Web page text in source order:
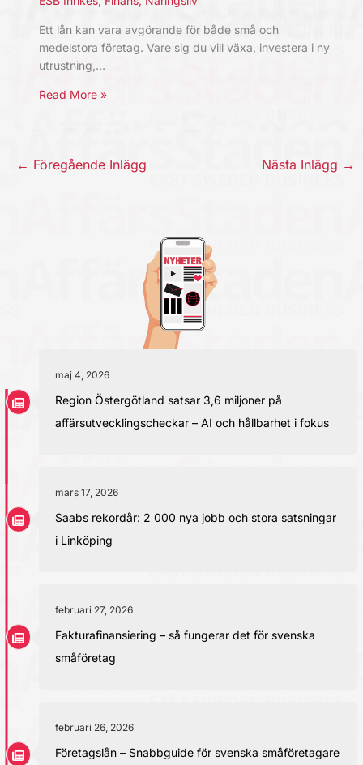
Ett lån kan vara avgörande för både små och
medelstora företag. Vare sig du vill växa, investera i ny
utrustning,…
Read More »
← Föregående Inlägg Nästa Inlägg →
maj 4, 2026
Region Östergötland satsar 3,6 miljoner på
affärsutvecklingscheckar – AI och hållbarhet i fokus
mars 17, 2026
Saabs rekordår: 2 000 nya jobb och stora satsningar
i Linköping
februari 27, 2026
Fakturafinansiering – så fungerar det för svenska
småföretag
februari 26, 2026
Företagslån – Snabbguide för svenska småföretagare